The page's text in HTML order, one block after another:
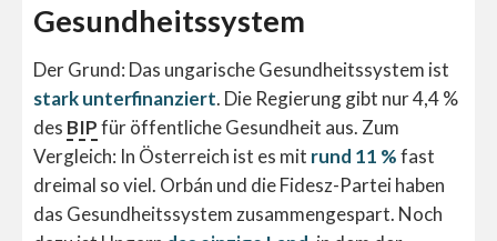
Gesundheitssystem
Der Grund: Das ungarische Gesundheitssystem ist
stark unterfinanziert. Die Regierung gibt nur 4,4 %
des BIPfür öffentliche Gesundheit aus. Zum
Vergleich: In Österreich ist es mit rund 11 %fast
dreimal so viel. Orbán und die Fidesz-Partei haben
das Gesundheitssystem zusammengespart. Noch